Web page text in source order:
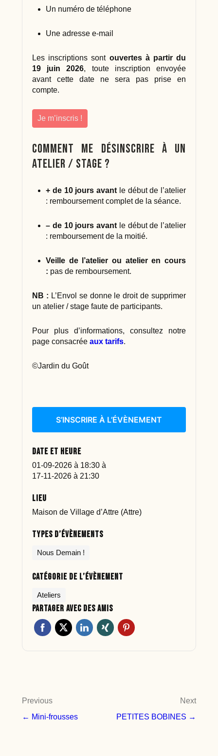
Un numéro de téléphone
Une adresse e-mail
Les inscriptions sont ouvertes à partir du
19 juin 2026, toute inscription envoyée
avant cette date ne sera pas prise en
compte.
Je m’inscris !
Comment me désinscrire à un
atelier / stage ?
+ de 10 jours avant le début de l’atelier
: remboursement complet de la séance.
– de 10 jours avant le début de l’atelier
: remboursement de la moitié.
Veille de l’atelier ou atelier en cours
: pas de remboursement.
NB : L’Envol se donne le droit de supprimer
un atelier / stage faute de participants.
Pour plus d’informations, consultez notre
page consacrée aux tarifs.
©Jardin du Goût
S’INSCRIRE À L’ÉVÈNEMENT
Date et heure
01-09-2026 à 18:30 à
17-11-2026 à 21:30
Lieu
Maison de Village d’Attre (Attre)
Types d’évènements
Nous Demain !
Catégorie de l’évènement
Ateliers
Partager avec des amis
Navigation
de
Previous
← Mini-frousses
Next
PETITES BOBINES →